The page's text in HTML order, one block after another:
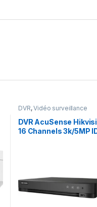
DVR,Vidéo surveillance
DVR AcuSense
16 Channels 3k/5MP